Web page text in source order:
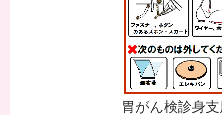
胃がん検診身